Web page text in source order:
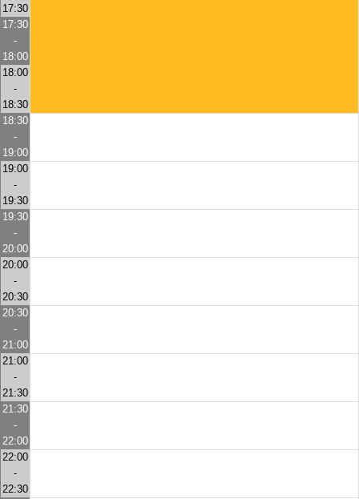
17:30
17:30
-
18:00
18:00
-
18:30
18:30
-
19:00
19:00
-
19:30
19:30
-
20:00
20:00
-
20:30
20:30
-
21:00
21:00
-
21:30
21:30
-
22:00
22:00
-
22:30